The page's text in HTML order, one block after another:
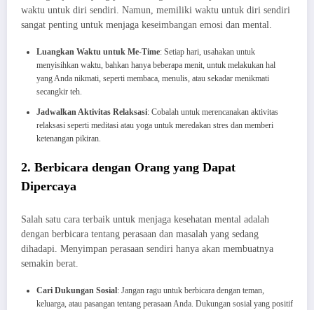
waktu untuk diri sendiri. Namun, memiliki waktu untuk diri sendiri
sangat penting untuk menjaga keseimbangan emosi dan mental.
Luangkan Waktu untuk Me-Time: Setiap hari, usahakan untuk
menyisihkan waktu, bahkan hanya beberapa menit, untuk melakukan hal
yang Anda nikmati, seperti membaca, menulis, atau sekadar menikmati
secangkir teh.
Jadwalkan Aktivitas Relaksasi: Cobalah untuk merencanakan aktivitas
relaksasi seperti meditasi atau yoga untuk meredakan stres dan memberi
ketenangan pikiran.
2. Berbicara dengan Orang yang Dapat
Dipercaya
Salah satu cara terbaik untuk menjaga kesehatan mental adalah
dengan berbicara tentang perasaan dan masalah yang sedang
dihadapi. Menyimpan perasaan sendiri hanya akan membuatnya
semakin berat.
Cari Dukungan Sosial: Jangan ragu untuk berbicara dengan teman,
keluarga, atau pasangan tentang perasaan Anda. Dukungan sosial yang positif